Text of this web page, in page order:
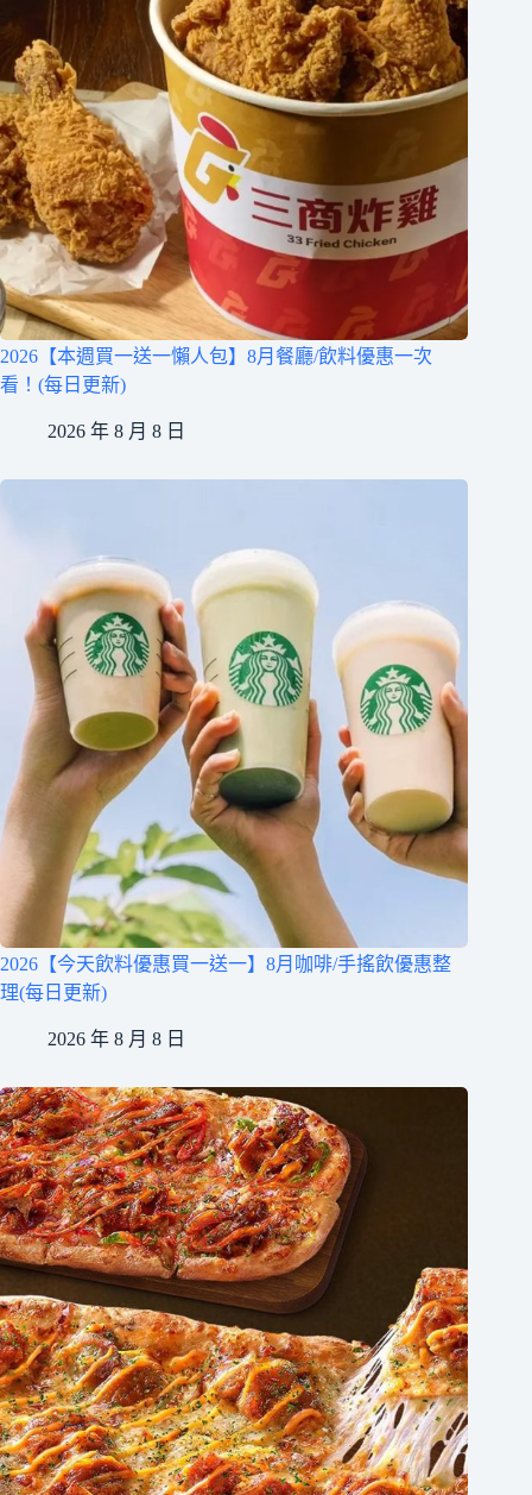
2026【本週買一送一懶人包】8月餐廳/飲料優惠一次
看！(每日更新)
2026 年 8 月 8 日
2026【今天飲料優惠買一送一】8月咖啡/手搖飲優惠整
理(每日更新)
2026 年 8 月 8 日